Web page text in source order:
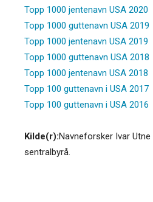
Topp 1000 jentenavn USA 2020
Topp 1000 guttenavn USA 2019
Topp 1000 jentenavn USA 2019
Topp 1000 guttenavn USA 2018
Topp 1000 jentenavn USA 2018
Topp 100 guttenavn i USA 2017
Topp 100 guttenavn i USA 2016
Kilde(r):Navneforsker Ivar
sentralbyrå.